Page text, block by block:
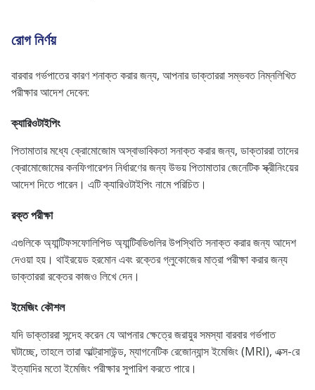
রোগ নির্ণয়
বারবার গর্ভপাতের কারণ শনাক্ত করার জন্য, আপনার ডাক্তাররা সম্ভবত নিম্নলিখিত
পরীক্ষার আদেশ দেবেন:
ক্যারিওটাইপিং
পিতামাতার মধ্যে ক্রোমোজোম অস্বাভাবিকতা সনাক্ত করার জন্য, ডাক্তাররা তাদের
ক্রোমোজোমের কনফিগারেশন নির্ধারণের জন্য উভয় পিতামাতার জেনেটিক স্ক্রীনিংয়ের
আদেশ দিতে পারেন। এটি ক্যারিওটাইপিং নামে পরিচিত।
রক্ত পরীক্ষা
এগুলিকে অ্যান্টিফসফোলিপিড অ্যান্টিবডিগুলির উপস্থিতি সনাক্ত করার জন্য আদেশ
দেওয়া হয়। থাইরয়েড হরমোন এবং রক্তের গ্লুকোজের মাত্রা পরীক্ষা করার জন্য
ডাক্তাররা রক্তের কাজও লিখে দেন।
ইমেজিং কৌশল
যদি ডাক্তাররা সন্দেহ করেন যে আপনার ক্ষেত্রে জরায়ুর সমস্যা বারবার গর্ভপাত
ঘটাচ্ছে, তাহলে তারা আল্ট্রাসাউন্ড, ম্যাগনেটিক রেজোন্যান্স ইমেজিং (MRI), এক্স-রে
ইত্যাদির মতো ইমেজিং পরীক্ষার সুপারিশ করতে পারে।